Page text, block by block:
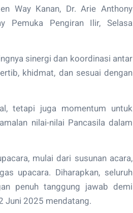
Way Kanan, Dr. Arie Anthony
Pemuka Pengiran Ilir, Selasa
sinergi dan koordinasi antar
khidmat, dan sesuai dengan
tetapi juga momentum untuk
nilai-nilai Pancasila dalam
mulai dari susunan acara,
upacara. Diharapkan, seluruh
penuh tanggung jawab demi
Juni 2025 mendatang.